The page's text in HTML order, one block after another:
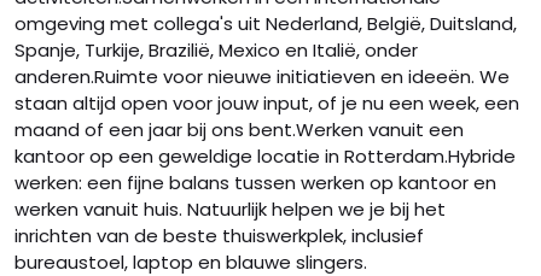
omgeving met collega's uit Nederland, België, Duitsland,
Spanje, Turkije, Brazilië, Mexico en Italië, onder
anderen.Ruimte voor nieuwe initiatieven en ideeën. We
staan altijd open voor jouw input, of je nu een week, een
maand of een jaar bij ons bent.Werken vanuit een
kantoor op een geweldige locatie in Rotterdam.Hybride
werken: een fijne balans tussen werken op kantoor en
werken vanuit huis. Natuurlijk helpen we je bij het
inrichten van de beste thuiswerkplek, inclusief
bureaustoel, laptop en blauwe slingers.